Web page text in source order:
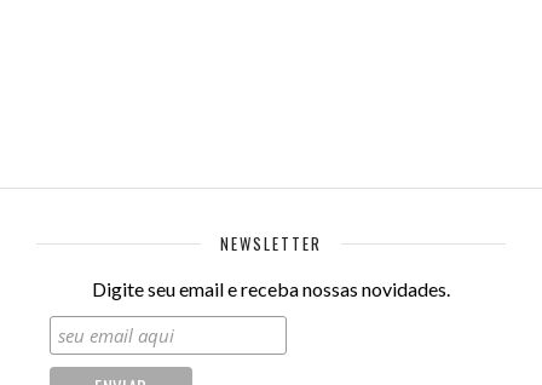
NEWSLETTER
Digite seu email e receba nossas novidades.